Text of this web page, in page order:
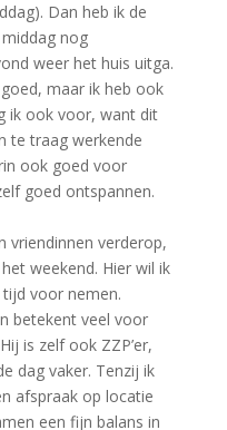
Dan heb ik de
nog
weer het huis uitga.
maar ik heb ook
ik ook voor, want dit
te traag werkende
ook goed voor
goed ontspannen.
vriendinnen verderop,
weekend. Hier wil ik
voor nemen.
betekent veel voor
is zelf ook ZZP’er,
dag vaker. Tenzij ik
afspraak op locatie
een fijn balans in